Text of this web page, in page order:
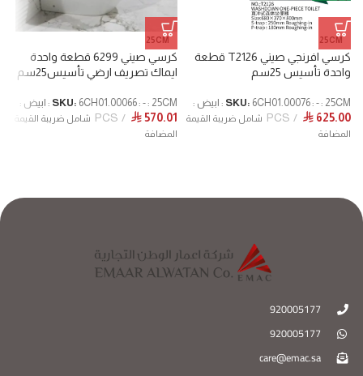
25CM
كرسي افرنجي صيني T2126 قطعة
واحدة تأسيس 25سم
SKU: 6CH01.00076 : - : 25CM : ابيض :
⃁ 625.00
PCS شامل ضريبة القيمة
المضافة
25CM
كرسي صيني 6299 قطعة واحدة
ايماك تصريف ارضي تأسيس25سم
SKU: 6CH01.00066 : - : 25CM : ابيض :
⃁ 570.01
PCS شامل ضريبة القيمة
المضافة
920005177
920005177
care@emac.sa